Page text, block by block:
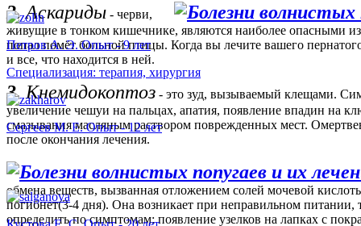
2.Аскариды - черви,
живущие в тонком кишечнике, являются наиболее опасными
попал помёт больной птицы. Когда вы лечите вашего
и все, что находится в ней.
3. Кнемидокоптоз - это зуд, вызываемый клещами.
увеличение чешуи на пальцах, апатия, появление впадин на
смазывания масляным раствором поврежденных мест.
после окончания лечения.
обмена веществ, вызванная отложением солей мочевой
погибнет(3-4 дня). Она возникает при неправильном
определить по симптомам: появление узелков на лапках с
Петров А. Э. Опыт - 9 лет
Специализация: терапия, хирургия
Сергеев М. Е. Опыт - 12 лет